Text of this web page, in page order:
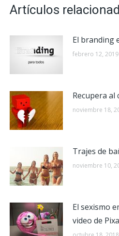
Artículos
El branding
febrero 12, 2019
Recupera al
noviembre 18,
Trajes de
noviembre 10,
El sexismo
video de